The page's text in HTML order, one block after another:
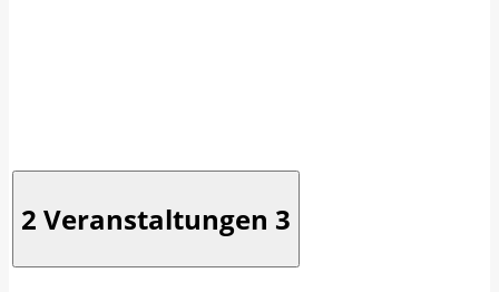
2 Veranstaltungen 3